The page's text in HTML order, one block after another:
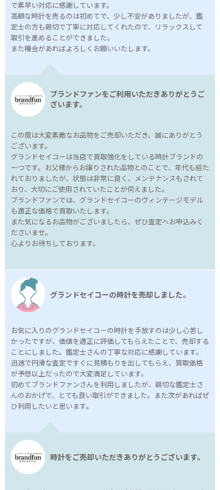
で素早い対応に感謝しています。
高額な時計を売るのは初めてで、少し不安がありましたが、鑑
定士の方も親切で丁寧に対応してくれたので、リラックスして
取引を進めることができました。
また機会があればよろしくお願いいたします。
ブランドファンをご利用いただきありがとうご
ざいます。
この度は大変素敵なお品物をご売却いただき、誠にありがとう
ございます。
グランドセイコーは当店で買取強化をしている時計ブランドの
一つです。お父様からお譲りされた品物とのことで、年代も経た
れておりましたが、状態は非常に良く、メンテナンスもされて
おり、大切にご使用されていたことが伺えました。
ブランドファンでは、グランドセイコーのヴィンテージモデル
も適正な価格で買取いたします。
また気になるお品物がございましたら、ぜひ査定へお申込みく
ださいませ。
心よりお待ちしております。
グランドセイコーの時計を売却しました。
お気に入りのグランドセイコーの時計を手放すのは少し心苦し
かったですが、価値を適正に評価してもらえたことで、売却する
ことにしました。鑑定士さんの丁寧な対応に感謝しています。
迅速で円滑な査定ですぐに見積もりを出してもらえ、買取価格
が予想以上だったので大変満足しています。
初めてブランドファンさんを利用しましたが、親切な鑑定士さ
んのおかげで、とても良い取引ができました。また次があればぜ
ひ利用したいと思います。
時計をご売却いただきありがとうございます。